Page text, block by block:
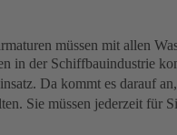
müssen mit allen
in der Schiffbauindustrie
Da kommt es darauf
Sie müssen jederzeit für